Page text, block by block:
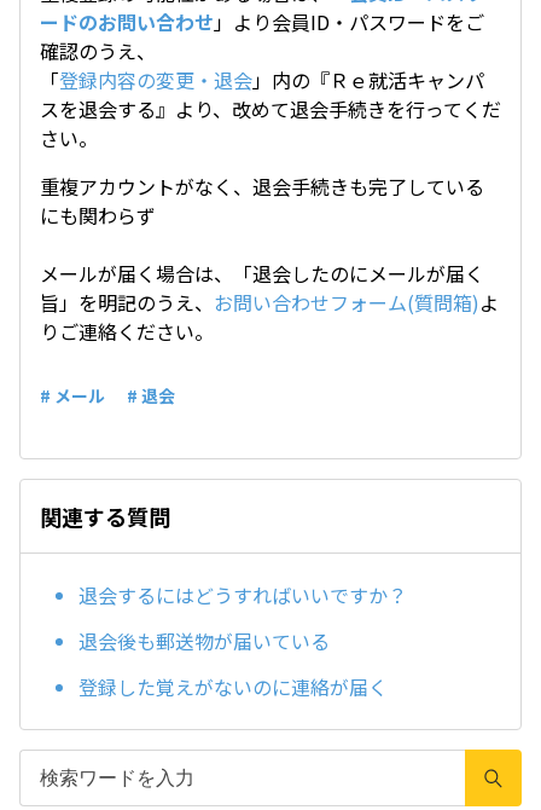
ードのお問い合わせ」より会員ID・パスワードをご
確認のうえ、
「登録内容の変更・退会」内の『Ｒｅ就活キャンパ
スを退会する』より、改めて退会手続きを行ってくだ
さい。
重複アカウントがなく、退会手続きも完了している
にも関わらず
メールが届く場合は、「退会したのにメールが届く
旨」を明記のうえ、 お問い合わせフォーム(質問箱)よ
りご連絡ください。
# メール # 退会
関連する質問
退会するにはどうすればいいですか？
退会後も郵送物が届いている
登録した覚えがないのに連絡が届く